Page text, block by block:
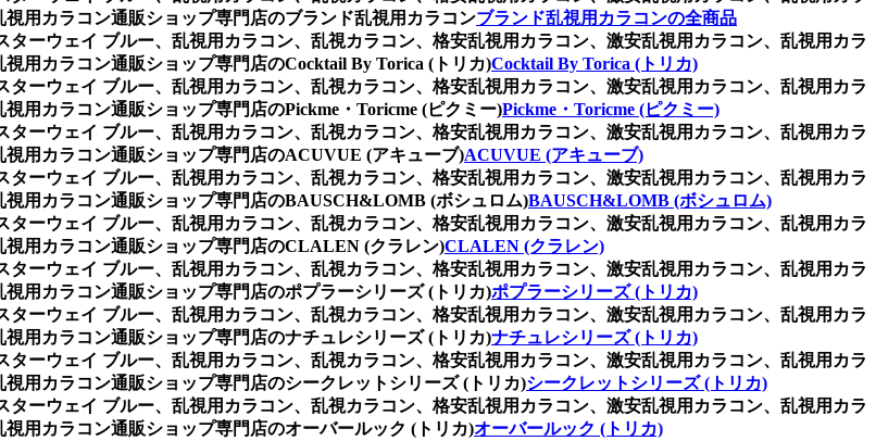
用カラコン通販ショップ専門店のブランド乱視用カラコンブランド乱視用カラコンの全商品
ターウェイ ブルー、乱視用カラコン、乱視カラコン、格安乱視用カラコン、激安乱視用カラコン、乱視用カラ
用カラコン通販ショップ専門店のCocktail By Torica (トリカ)Cocktail By Torica (トリカ)
ターウェイ ブルー、乱視用カラコン、乱視カラコン、格安乱視用カラコン、激安乱視用カラコン、乱視用カラ
用カラコン通販ショップ専門店のPickme・Toricme (ピクミー)Pickme・Toricme (ピクミー)
ターウェイ ブルー、乱視用カラコン、乱視カラコン、格安乱視用カラコン、激安乱視用カラコン、乱視用カラ
用カラコン通販ショップ専門店のACUVUE (アキューブ)ACUVUE (アキューブ)
ターウェイ ブルー、乱視用カラコン、乱視カラコン、格安乱視用カラコン、激安乱視用カラコン、乱視用カラ
用カラコン通販ショップ専門店のBAUSCH&LOMB (ボシュロム)BAUSCH&LOMB (ボシュロム)
ターウェイ ブルー、乱視用カラコン、乱視カラコン、格安乱視用カラコン、激安乱視用カラコン、乱視用カラ
用カラコン通販ショップ専門店のCLALEN (クラレン)CLALEN (クラレン)
ターウェイ ブルー、乱視用カラコン、乱視カラコン、格安乱視用カラコン、激安乱視用カラコン、乱視用カラ
用カラコン通販ショップ専門店のポプラーシリーズ (トリカ)ポプラーシリーズ (トリカ)
ターウェイ ブルー、乱視用カラコン、乱視カラコン、格安乱視用カラコン、激安乱視用カラコン、乱視用カラ
用カラコン通販ショップ専門店のナチュレシリーズ (トリカ)ナチュレシリーズ (トリカ)
ターウェイ ブルー、乱視用カラコン、乱視カラコン、格安乱視用カラコン、激安乱視用カラコン、乱視用カラ
用カラコン通販ショップ専門店のシークレットシリーズ (トリカ)シークレットシリーズ (トリカ)
ターウェイ ブルー、乱視用カラコン、乱視カラコン、格安乱視用カラコン、激安乱視用カラコン、乱視用カラ
用カラコン通販ショップ専門店のオーバールック (トリカ)オーバールック (トリカ)